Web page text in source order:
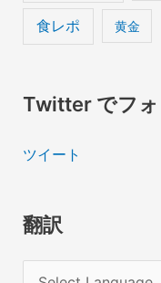
食レポ 黄金
Twitter でフ
ツイート
翻訳